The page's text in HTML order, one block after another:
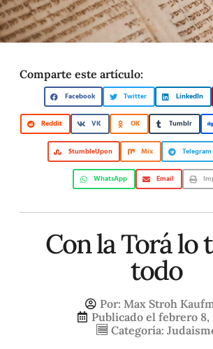
Comparte este artículo:
Facebook Twitter LinkedIn
Reddit VK OK Tumblr
StumbleUpon Mix Telegram
WhatsApp Email
Con la Torá lo
todo
Por: Max Stroh
Publicado el febrero 8,
Categoría: